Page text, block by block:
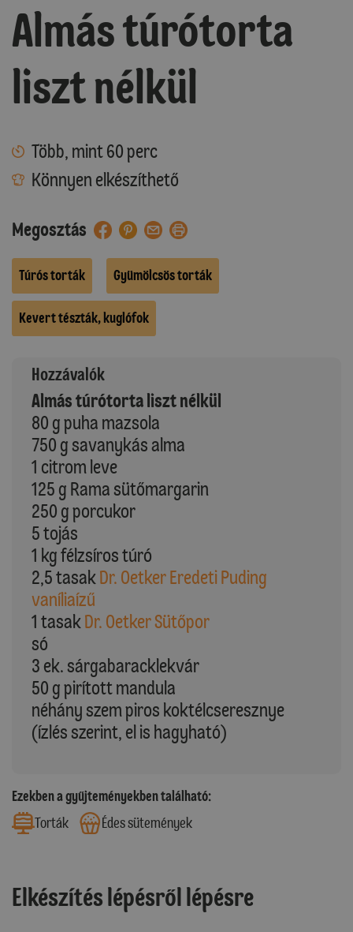
Almás túrótorta
liszt nélkül
Több, mint 60 perc
Könnyen elkészíthető
Megosztás
Túrós torták Gyümölcsös torták
Kevert tészták, kuglófok
Hozzávalók
Almás túrótorta liszt nélkül
80 g puha mazsola
750 g savanykás alma
1 citrom leve
125 g Rama sütőmargarin
250 g porcukor
5 tojás
1 kg félzsíros túró
2,5 tasak Dr. Oetker Eredeti Puding
vaníliaízű
1 tasak Dr. Oetker Sütőpor
só
3 ek. sárgabaracklekvár
50 g pirított mandula
néhány szem piros koktélcseresznye
(ízlés szerint, el is hagyható)
Ezekben a gyűjteményekben található:
Torták
Édes sütemények
Elkészítés lépésről lépésre